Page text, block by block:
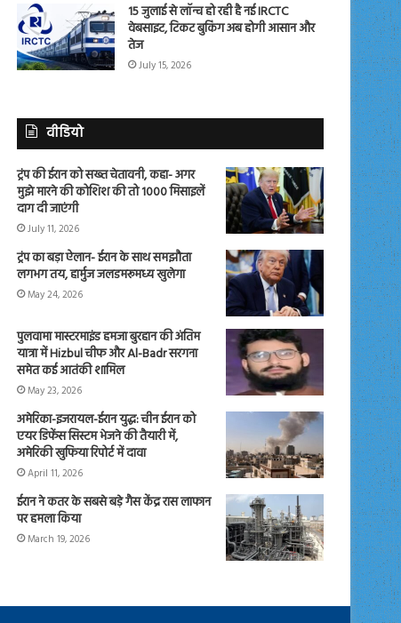
15 जुलाई से लॉन्च हो रही है नई IRCTC
वेबसाइट, टिकट बुकिंग अब होगी आसान और
तेज
July 15, 2026
वीडियो
ट्रंप की ईरान को सख्त चेतावनी, कहा- अगर
मुझे मारने की कोशिश की तो 1000 मिसाइलें
दाग दी जाएंगी
July 11, 2026
ट्रंप का बड़ा ऐलान- ईरान के साथ समझौता
लगभग तय, हार्मुज जलडमरूमध्य खुलेगा
May 24, 2026
पुलवामा मास्टरमाइंड हमजा बुरहान की अंतिम
यात्रा में Hizbul चीफ और Al-Badr सरगना
समेत कई आतंकी शामिल
May 23, 2026
अमेरिका-इजरायल-ईरान युद्ध: चीन ईरान को
एयर डिफेंस सिस्टम भेजने की तैयारी में,
अमेरिकी खुफिया रिपोर्ट में दावा
April 11, 2026
ईरान ने कतर के सबसे बड़े गैस केंद्र रास लाफान
पर हमला किया
March 19, 2026